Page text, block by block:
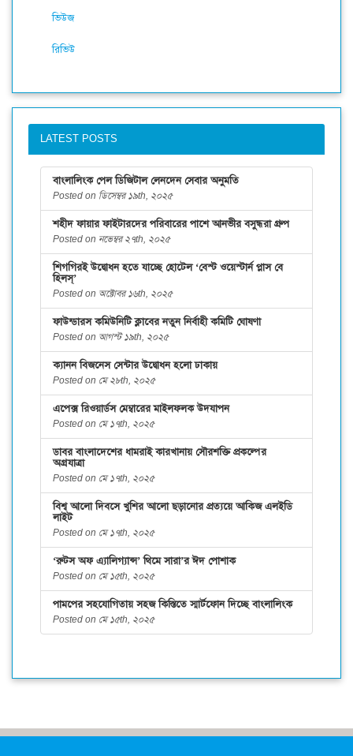
ভিউজ
রিভিউ
LATEST POSTS
বাংলালিংক পেল ডিজিটাল লেনদেন সেবার অনুমতি
Posted on ডিসেম্বর ১৯th, ২০২৫
শহীদ ফায়ার ফাইটারদের পরিবারের পাশে আনভীর বসুন্ধরা গ্রুপ
Posted on নভেম্বর ২৭th, ২০২৫
শিগগিরই উদ্বোধন হতে যাচ্ছে হোটেল ‘বেস্ট ওয়েস্টার্ন প্লাস বে
হিলস্’
Posted on অক্টোবর ১৬th, ২০২৫
ফাউন্ডারস কমিউনিটি ক্লাবের নতুন নির্বাহী কমিটি ঘোষণা
Posted on আগস্ট ১৯th, ২০২৫
ক্যানন বিজনেস সেন্টার উদ্বোধন হলো ঢাকায়
Posted on মে ২৮th, ২০২৫
এপেক্স রিওয়ার্ডস মেম্বারের মাইলফলক উদযাপন
Posted on মে ১৭th, ২০২৫
ডাবর বাংলাদেশের ধামরাই কারখানায় সৌরশক্তি প্রকল্পের
অগ্রযাত্রা
Posted on মে ১৭th, ২০২৫
বিশ্ব আলো দিবসে খুশির আলো ছড়ানোর প্রত্যয়ে আকিজ এলইডি
লাইট
Posted on মে ১৭th, ২০২৫
‘রুটস অফ এ্যালিগ্যান্স’ থিমে সারা’র ঈদ পোশাক
Posted on মে ১৫th, ২০২৫
পামপের সহযোগিতায় সহজ কিস্তিতে স্মার্টফোন দিচ্ছে বাংলালিংক
Posted on মে ১৫th, ২০২৫